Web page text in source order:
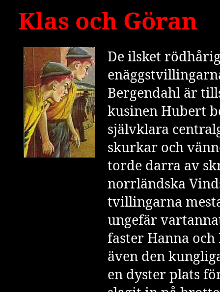
Klas och Göran
De ilsket
Bergendahl är
kusinen Hubert
självklara
skurkar och
torde darra av
norrländska
tvillingarna
ungefär
faster Hanna
även den
en dyster plats